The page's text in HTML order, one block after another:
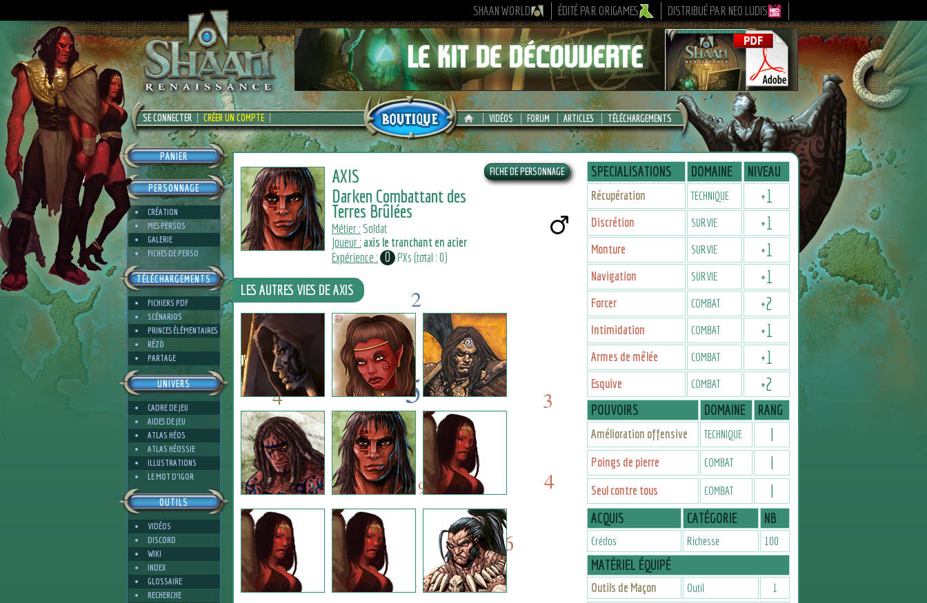
SHAAN WORLD ÉDITÉ PAR ORIGAMES DISTRIBUÉ PAR NEO LUDIS
SE CONNECTER CRÉER UN COMPTE VIDÉOS FORUM ARTICLES TÉLÉCHARGEMENTS
PANIER
PERSONNAGE
CRÉATION
MES PERSOS
GALERIE
FICHES DE PERSO
TÉLÉCHARGEMENTS
FICHIERS PDF
SCÉNARIOS
PRINCES ÉLÉMENTAIRES
RÉZO
PARTAGE
UNIVERS
CADRE DE JEU
AIDES DE JEU
ATLAS HÉOS
ATLAS HÉOSSIE
ILLUSTRATIONS
LE MOT D'IGOR
OUTILS
VIDÉOS
DISCORD
WIKI
INDEX
GLOSSAIRE
RECHERCHE
SPECIALISATIONS DOMAINE NIVEAU
Récupération TECHNIQUE +1
Discrétion SURVIE +1
Monture SURVIE +1
Navigation SURVIE +1
Forcer COMBAT +2
Intimidation COMBAT +1
Armes de mêlée COMBAT +1
Esquive COMBAT +2
POUVOIRS DOMAINE RANG
Amélioration offensive TECHNIQUE I
Poings de pierre COMBAT I
Seul contre tous COMBAT I
ACQUIS CATÉGORIE NB
Crédos Richesse 100
MATÉRIEL ÉQUIPÉ
Outils de Maçon Outil 1
AXIS
Darken Combattant des
Terres Brûlées
Métier : Soldat
Joueur : axis le tranchant en acier
Expérience : 0 PXs (total : 0)
9
5
8 9
5
8
1
3
4
1
2
4
3
4
6
LES AUTRES VIES DE AXIS